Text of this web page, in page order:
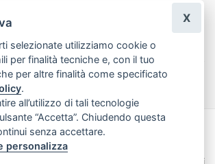
- Realizzazione Siti ecommerce per Fioristi
Termini e Condizioni
selezionate utilizziamo cookie o
per finalità tecniche e, con il tuo
per altre finalità come specificato
.
all’utilizzo di tali tecnologie
“Accetta”. Chiudendo questa
senza accettare.
personalizza
X